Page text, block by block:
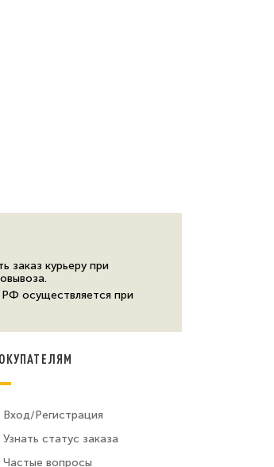
заказ курьеру при
осуществляется при
Вход/Регистрация
Узнать статус заказа
Частые вопросы